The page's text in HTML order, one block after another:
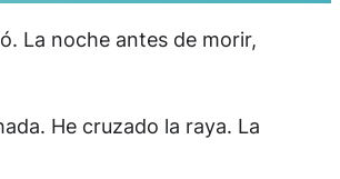
La noche antes de morir,
He cruzado la raya. La